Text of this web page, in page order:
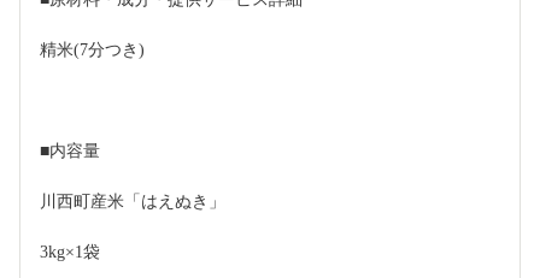
精米(7分つき)
■内容量
川西町産米「はえぬき」
3kg×1袋